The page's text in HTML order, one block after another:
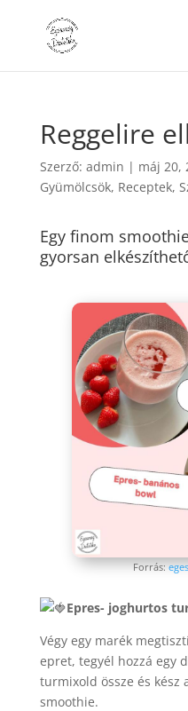
Reggelire
Szerző: admin | máj 20,
Gyümölcsök, Receptek,
Egy finom
gyorsan
Forrás:
Epres- joghurtos
Végy egy marék
epret, tegyél hozzá egy
turmixold össze és
smoothie.